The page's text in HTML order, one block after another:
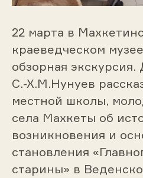
22 марта в
краеведческом
обзорная
С.-Х.М.Нунуев
местной школы,
села Махкеты об
возникновения и
становления
старины» в